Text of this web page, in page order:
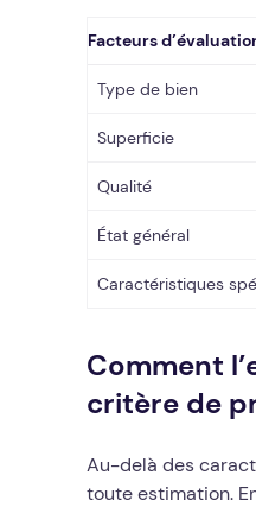
Facteurs
Type de bien
Superficie
Qualité
État général
Caractéristiques
Comment
critère de
Au-delà des
toute estimation.